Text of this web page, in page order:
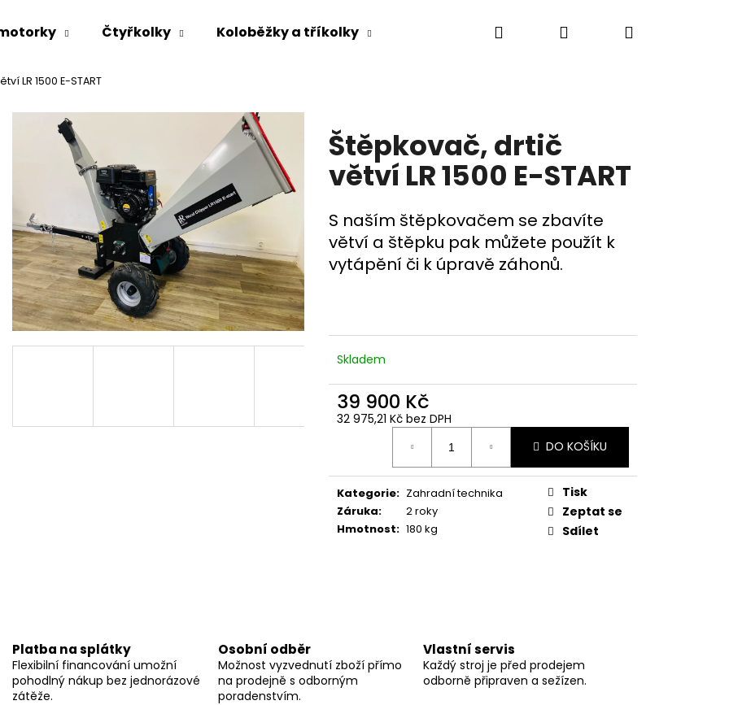
Čtyřkolky Koloběžky a tříkolky Elektromobily Pracovní tříkolky / tuk tuk
Hledat PřihlášeníNákupní
LR 1500 E-START
Štěpkovač, drtič
větví LR 1500 E-START
S naším štěpkovačem se zbavíte
větví a štěpku pak můžete použít k
vytápění či k úpravě záhonů.
Skladem
39 900 Kč
32 975,21 Kč bez DPH
DO KOŠÍKU
Kategorie: Zahradní technika
Záruka:
2 roky
Hmotnost: 180 kg
Tisk
Zeptat se
Sdílet
Platba na splátky
Flexibilní financování umožní
pohodlný nákup bez jednorázové
zátěže.
Osobní odběr
Možnost vyzvednutí zboží přímo
na prodejně s odborným
poradenstvím.
Vlastní servis
Každý stroj je před prodejem
odborně připraven a sežízen.
HLEDAT
Co potřebujete najít?
HLEDAT
Doporučujeme